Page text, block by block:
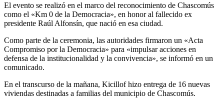
El evento se realizó en el marco del reconocimiento de Chascomús
como el «Km 0 de la Democracia», en honor al fallecido ex
presidente Raúl Alfonsín, que nació en esa ciudad.
Como parte de la ceremonia, las autoridades firmaron un «Acta
Compromiso por la Democracia» para «impulsar acciones en
defensa de la institucionalidad y la convivencia», se informó en un
comunicado.
En el transcurso de la mañana, Kicillof hizo entrega de 16 nuevas
viviendas destinadas a familias del municipio de Chascomús.